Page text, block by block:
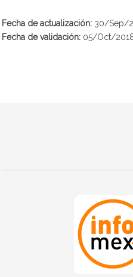
Fecha de actualización: 30/Sep/
Fecha de validación: 05/Oct/